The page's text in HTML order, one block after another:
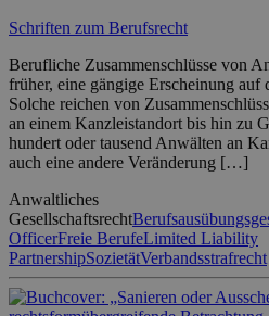
Schriften zum Berufsrecht
Berufliche Zusammenschlüsse von
früher, eine gängige Erscheinung auf
Solche reichen von
an einem Kanzleistandort bis hin zu
hundert oder tausend Anwälten an
auch eine andere Veränderung […]
Anwaltliches
Gesellschaftsrecht
OfficerFreie BerufeLimited Liability
PartnershipSozietätVerbandsstrafrecht